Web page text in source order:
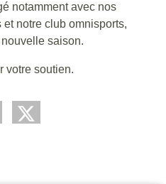
notamment avec nos
notre club omnisports,
saison.
votre soutien.